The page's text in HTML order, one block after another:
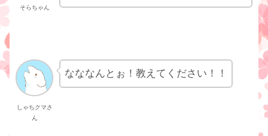
そらちゃん
しゃちクマさ
ん
なななんとぉ！教えてください！！